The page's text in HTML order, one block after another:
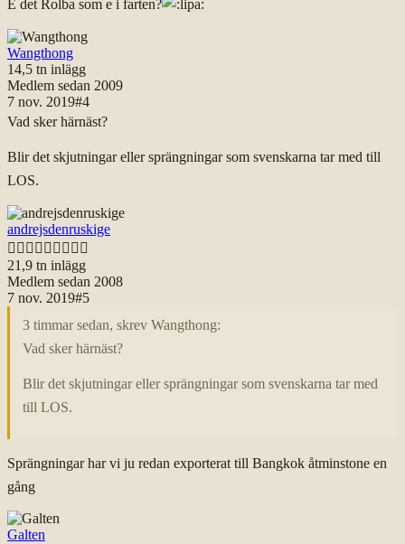
E det Rolba som e i farten?
Wangthong
14,5 tn inlägg
Medlem sedan 2009
7 nov. 2019#4
Vad sker härnäst?
Blir det skjutningar eller sprängningar som svenskarna tar med till
LOS.
andrejsdenruskige

21,9 tn inlägg
Medlem sedan 2008
7 nov. 2019#5
3 timmar sedan, skrev Wangthong:
Vad sker härnäst?
Blir det skjutningar eller sprängningar som svenskarna tar med
till LOS.
Sprängningar har vi ju redan exporterat till Bangkok åtminstone en
gång
Galten